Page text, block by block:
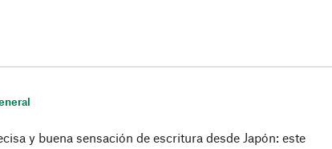
y buena sensación de escritura desde Japón: este